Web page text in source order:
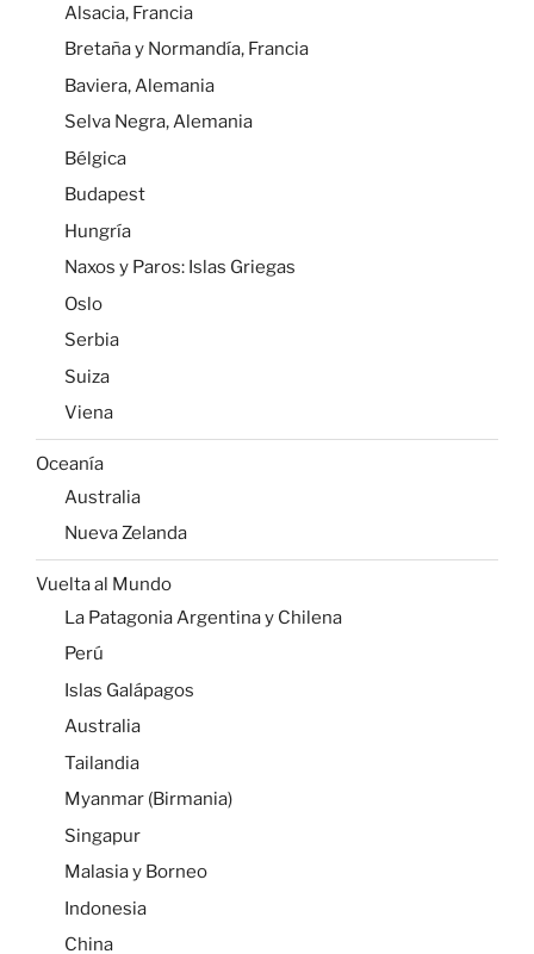
Alsacia, Francia
Bretaña y Normandía, Francia
Baviera, Alemania
Selva Negra, Alemania
Bélgica
Budapest
Hungría
Naxos y Paros: Islas Griegas
Oslo
Serbia
Suiza
Viena
Oceanía
Australia
Nueva Zelanda
Vuelta al Mundo
La Patagonia Argentina y Chilena
Perú
Islas Galápagos
Australia
Tailandia
Myanmar (Birmania)
Singapur
Malasia y Borneo
Indonesia
China